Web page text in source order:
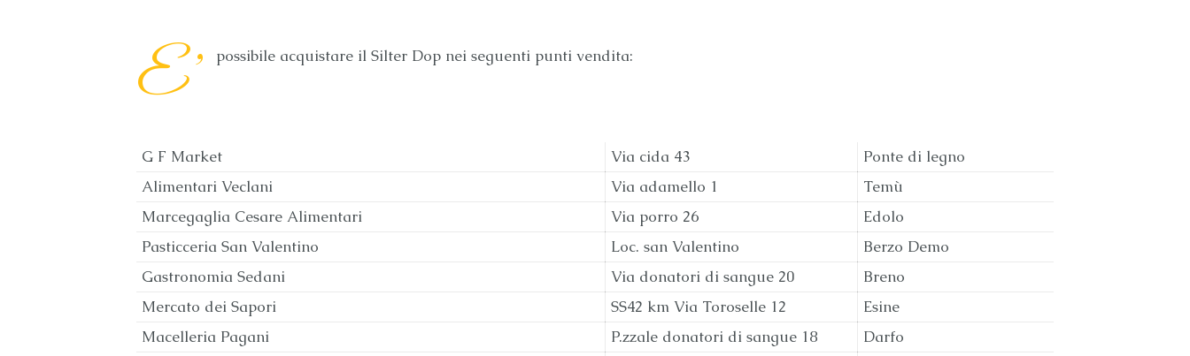
E’ possibile acquistare il Silter Dop nei seguenti punti vendita:
G F Market Via cida 43
Ponte di legno
Alimentari Veclani
Via adamello 1
Temù
Marcegaglia Cesare Alimentari
Via porro 26
Edolo
Pasticceria San Valentino
Loc. san Valentino
Berzo Demo
Gastronomia Sedani
Via donatori di sangue 20
Breno
Mercato dei Sapori
SS42 km Via Toroselle 12
Esine
Macelleria Pagani
P.zzale donatori di sangue 18
Darfo